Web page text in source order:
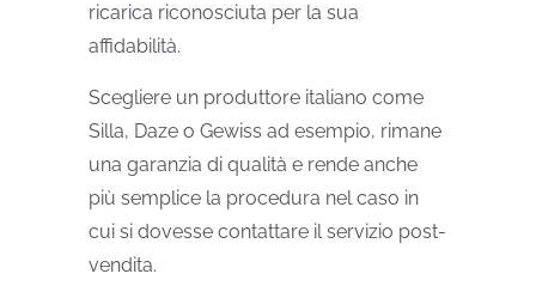
ricarica riconosciuta per la sua
affidabilità.
Scegliere un produttore italiano come
Silla, Daze o Gewiss ad esempio, rimane
una garanzia di qualità e rende anche
più semplice la procedura nel caso in
cui si dovesse contattare il servizio post-
vendita.